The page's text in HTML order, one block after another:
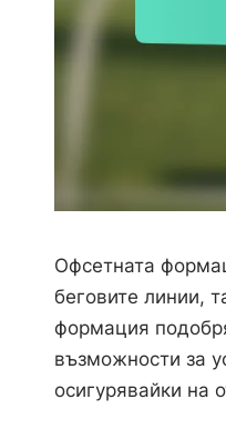
Офсетната
беговите линии,
формация
възможности за
осигурявайки на